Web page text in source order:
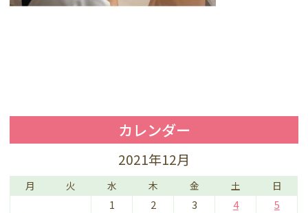
カレンダー
2021年12月
月 火 水 木 金 土 日
1 2 3 4
5